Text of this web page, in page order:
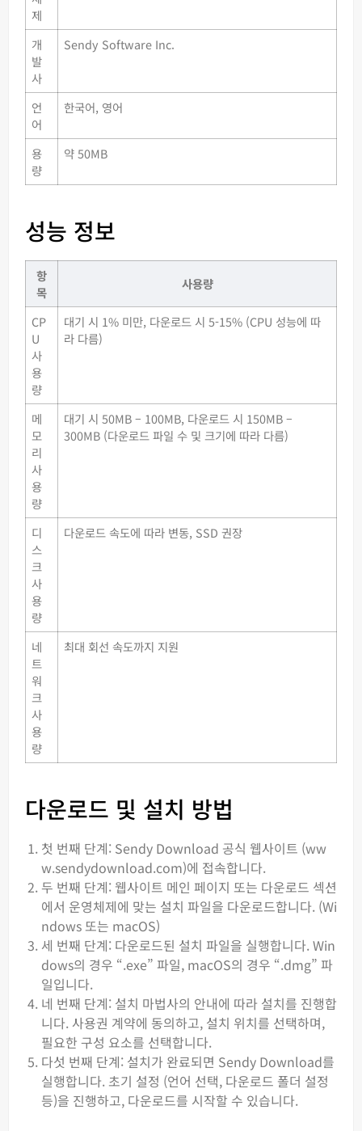
제
개
발
사
Sendy Software Inc.
언
어
한국어, 영어
용
량
약 50MB
성능 정보
항
목
사용량
CP
U
사
용
량
대기 시 1% 미만, 다운로드 시 5-15% (CPU 성능에 따
라 다름)
메
모
리
사
용
량
대기 시 50MB – 100MB, 다운로드 시 150MB –
300MB (다운로드 파일 수 및 크기에 따라 다름)
디
스
크
사
용
량
다운로드 속도에 따라 변동, SSD 권장
네
트
워
크
사
용
량
최대 회선 속도까지 지원
다운로드 및 설치 방법
첫 번째 단계: Sendy Download 공식 웹사이트 (ww
w.sendydownload.com)에 접속합니다.
두 번째 단계: 웹사이트 메인 페이지 또는 다운로드 섹션
에서 운영체제에 맞는 설치 파일을 다운로드합니다. (Wi
ndows 또는 macOS)
세 번째 단계: 다운로드된 설치 파일을 실행합니다. Win
dows의 경우 “.exe” 파일, macOS의 경우 “.dmg” 파
일입니다.
네 번째 단계: 설치 마법사의 안내에 따라 설치를 진행합
니다. 사용권 계약에 동의하고, 설치 위치를 선택하며,
필요한 구성 요소를 선택합니다.
다섯 번째 단계: 설치가 완료되면 Sendy Download를
실행합니다. 초기 설정 (언어 선택, 다운로드 폴더 설정
등)을 진행하고, 다운로드를 시작할 수 있습니다.